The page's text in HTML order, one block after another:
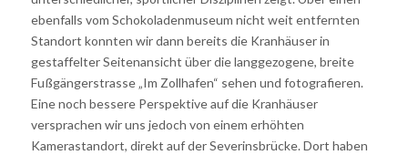
ebenfalls vom Schokoladenmuseum nicht weit entfernten
Standort konnten wir dann bereits die Kranhäuser in
gestaffelter Seitenansicht über die langgezogene, breite
Fußgängerstrasse „Im Zollhafen“ sehen und fotografieren.
Eine noch bessere Perspektive auf die Kranhäuser
versprachen wir uns jedoch von einem erhöhten
Kamerastandort, direkt auf der Severinsbrücke. Dort haben